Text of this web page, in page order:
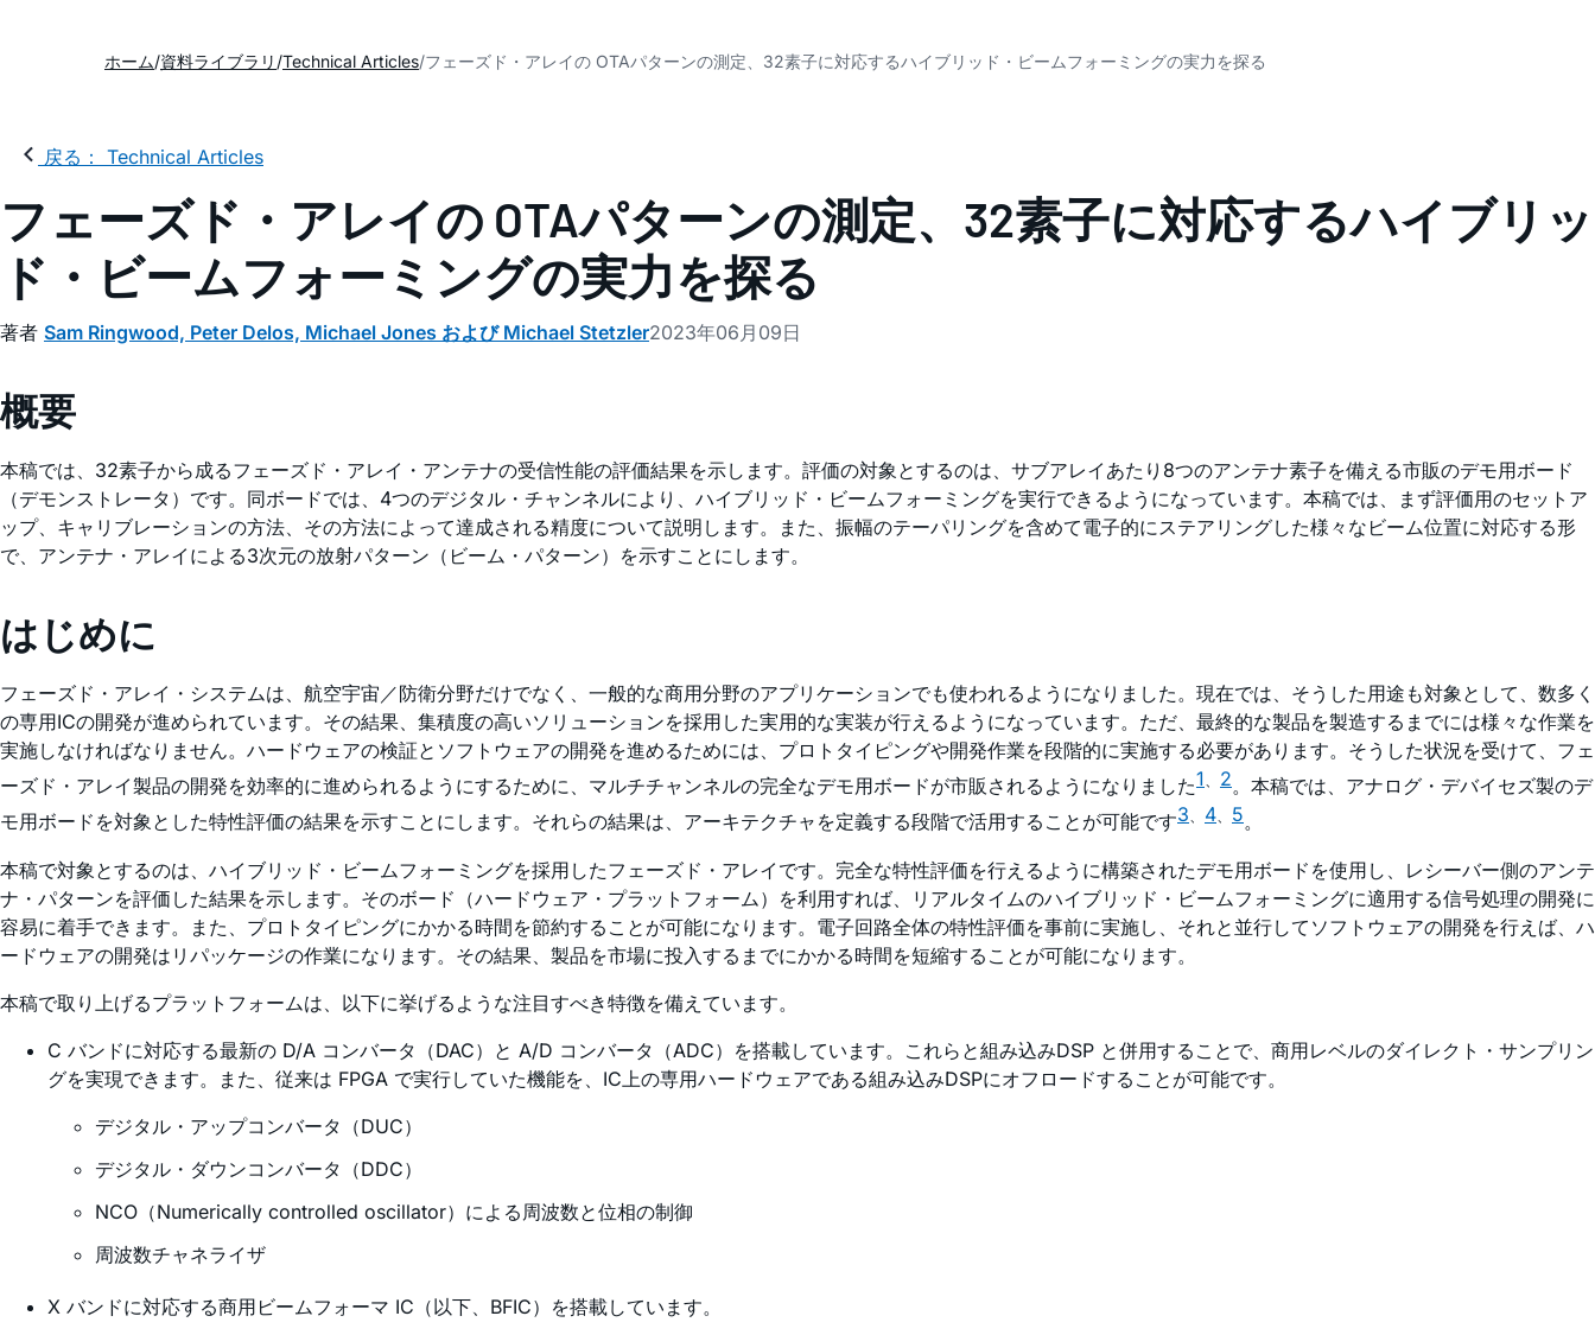
ホーム 資料ライブラリ Technical Articles フェーズド・アレイの OTAパターンの測定、32素子に対応するハイブリッド・ビームフォーミングの実力を探る
戻る： Technical Articles
フェーズド・アレイの OTAパターンの測定、32素子に対応するハイブリッ
ド・ビームフォーミングの実力を探る
著者 Sam Ringwood, Peter Delos, Michael Jones および Michael Stetzler2023年06月09日
概要
本稿では、32素子から成るフェーズド・アレイ・アンテナの受信性能の評価結果を示します。評価の対象とするのは、サブアレイあたり8つのアンテナ素子を備える市販のデモ用ボード
（デモンストレータ）です。同ボードでは、4つのデジタル・チャンネルにより、ハイブリッド・ビームフォーミングを実行できるようになっています。本稿では、まず評価用のセットア
ップ、キャリブレーションの方法、その方法によって達成される精度について説明します。また、振幅のテーパリングを含めて電子的にステアリングした様々なビーム位置に対応する形
で、アンテナ・アレイによる3次元の放射パターン（ビーム・パターン）を示すことにします。
はじめに
フェーズド・アレイ・システムは、航空宇宙／防衛分野だけでなく、一般的な商用分野のアプリケーションでも使われるようになりました。現在では、そうした用途も対象として、数多く
の専用ICの開発が進められています。その結果、集積度の高いソリューションを採用した実用的な実装が行えるようになっています。ただ、最終的な製品を製造するまでには様々な作業を
実施しなければなりません。ハードウェアの検証とソフトウェアの開発を進めるためには、プロトタイピングや開発作業を段階的に実施する必要があります。そうした状況を受けて、フェ
ーズド・アレイ製品の開発を効率的に進められるようにするために、マルチチャンネルの完全なデモ用ボードが市販されるようになりました1 2。本稿では、アナログ・デバイセズ製のデ
モ用ボードを対象とした特性評価の結果を示すことにします。それらの結果は、アーキテクチャを定義する段階で活用することが可能です3、 4、 5。
本稿で対象とするのは、ハイブリッド・ビームフォーミングを採用したフェーズド・アレイです。完全な特性評価を行えるように構築されたデモ用ボードを使用し、レシーバー側のアンテ
ナ・パターンを評価した結果を示します。そのボード（ハードウェア・プラットフォーム）を利用すれば、リアルタイムのハイブリッド・ビームフォーミングに適用する信号処理の開発に
容易に着手できます。また、プロトタイピングにかかる時間を節約することが可能になります。電子回路全体の特性評価を事前に実施し、それと並行してソフトウェアの開発を行えば、ハ
ードウェアの開発はリパッケージの作業になります。その結果、製品を市場に投入するまでにかかる時間を短縮することが可能になります。
本稿で取り上げるプラットフォームは、以下に挙げるような注目すべき特徴を備えています。
C バンドに対応する最新の D/A コンバータ（DAC）と A/D コンバータ（ADC）を搭載しています。これらと組み込みDSP と併用することで、商用レベルのダイレクト・サンプリン
グを実現できます。また、従来は FPGA で実行していた機能を、IC上の専用ハードウェアである組み込みDSPにオフロードすることが可能です。
デジタル・アップコンバータ（DUC）
デジタル・ダウンコンバータ（DDC）
NCO（Numerically controlled oscillator）による周波数と位相の制御
周波数チャネライザ
X バンドに対応する商用ビームフォーマ IC（以下、BFIC）を搭載しています。